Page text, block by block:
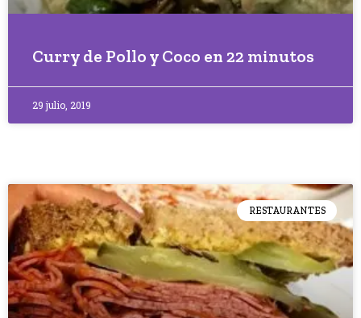
Curry de Pollo y Coco en 22 minutos
29 julio, 2019
RESTAURANTES